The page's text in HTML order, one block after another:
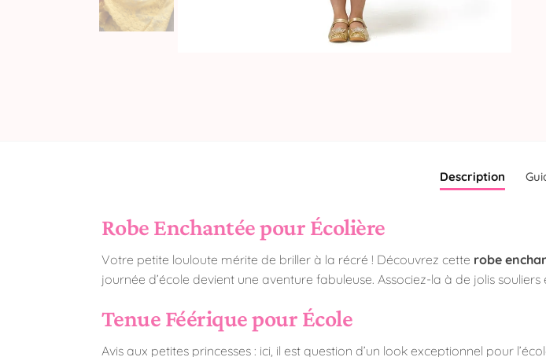
Description
Robe Enchantée pour Écolière
Votre petite louloute mérite de briller à la récré ! Découvrez cette robe
journée d’école devient une aventure fabuleuse. Associez-la à de jolis
Tenue Féérique pour École
Avis aux petites princesses : ici, il est question d’un look exceptionnel pour